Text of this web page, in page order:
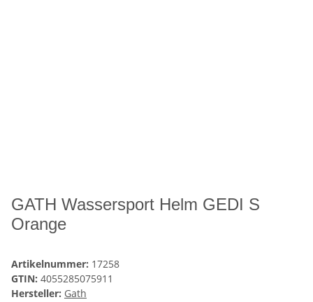
GATH Wassersport Helm GEDI S
Orange
Artikelnummer: 17258
GTIN: 4055285075911
Hersteller: Gath